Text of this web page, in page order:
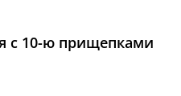
с 10-ю прищепками